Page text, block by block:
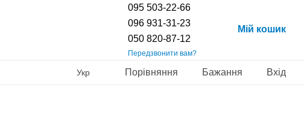
095 503-22-66
096 931-31-23
050 820-87-12
Передзвонити вам?
Мій кошик
Укр Порівняння Бажання Вхід